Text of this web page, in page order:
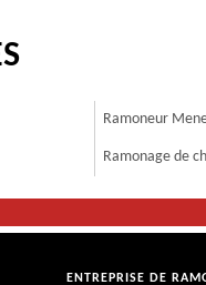
Ramoneur
Ramonage de
ENTREPRISE DE